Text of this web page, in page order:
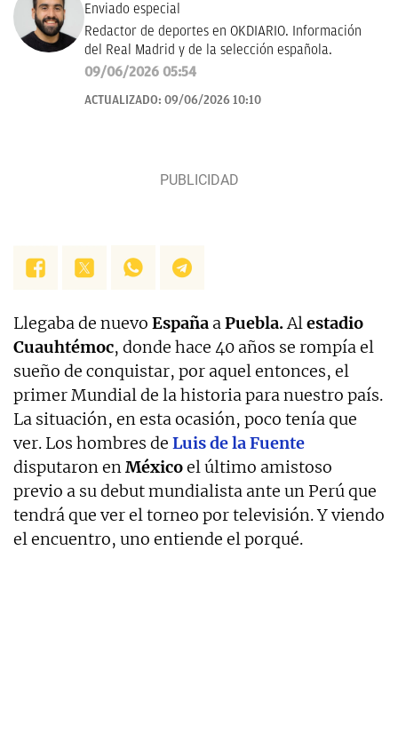
Enviado especial
Redactor de deportes en OKDIARIO. Información
del Real Madrid y de la selección española.
09/06/2026 05:54
ACTUALIZADO: 09/06/2026 10:10
Llegaba de nuevo España aPuebla.Alestadio
Cuauhtémoc, donde hace 40 años se rompía el
sueño de conquistar, por aquel entonces, el
primer Mundial de la historia para nuestro país.
La situación, en esta ocasión, poco tenía que
ver. Los hombres de Luis de la Fuente
disputaron enMéxicoel último amistoso
previo a su debut mundialista ante un Perú que
tendrá que ver el torneo por televisión. Y viendo
el encuentro, uno entiende el porqué.